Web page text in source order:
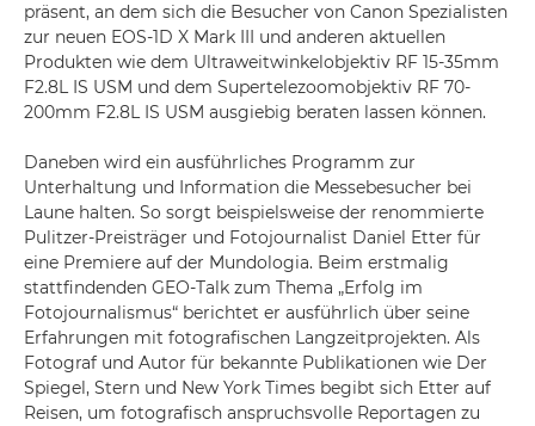
präsent, an dem sich die Besucher von Canon Spezialisten
zur neuen EOS-1D X Mark III und anderen aktuellen
Produkten wie dem Ultraweitwinkelobjektiv RF 15-35mm
F2.8L IS USM und dem Supertelezoomobjektiv RF 70-
200mm F2.8L IS USM ausgiebig beraten lassen können.
Daneben wird ein ausführliches Programm zur
Unterhaltung und Information die Messebesucher bei
Laune halten. So sorgt beispielsweise der renommierte
Pulitzer-Preisträger und Fotojournalist Daniel Etter für
eine Premiere auf der Mundologia. Beim erstmalig
stattfindenden GEO-Talk zum Thema „Erfolg im
Fotojournalismus“ berichtet er ausführlich über seine
Erfahrungen mit fotografischen Langzeitprojekten. Als
Fotograf und Autor für bekannte Publikationen wie Der
Spiegel, Stern und New York Times begibt sich Etter auf
Reisen, um fotografisch anspruchsvolle Reportagen zu